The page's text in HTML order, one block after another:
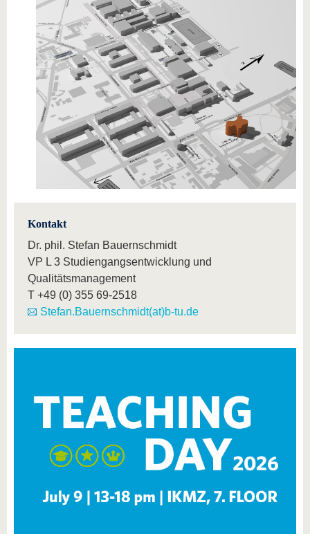
Kontakt
Dr. phil. Stefan Bauernschmidt
VP L 3 Studiengangsentwicklung und
Qualitätsmanagement
T +49 (0) 355 69-2518
Stefan.Bauernschmidt(at)b-tu.de